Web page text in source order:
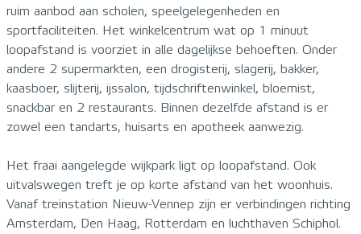
ruim aanbod aan scholen, speelgelegenheden en
sportfaciliteiten. Het winkelcentrum wat op 1 minuut
loopafstand is voorziet in alle dagelijkse behoeften. Onder
andere 2 supermarkten, een drogisterij, slagerij, bakker,
kaasboer, slijterij, ijssalon, tijdschriftenwinkel, bloemist,
snackbar en 2 restaurants. Binnen dezelfde afstand is er
zowel een tandarts, huisarts en apotheek aanwezig.
Het fraai aangelegde wijkpark ligt op loopafstand. Ook
uitvalswegen treft je op korte afstand van het woonhuis.
Vanaf treinstation Nieuw-Vennep zijn er verbindingen richting
Amsterdam, Den Haag, Rotterdam en luchthaven Schiphol.